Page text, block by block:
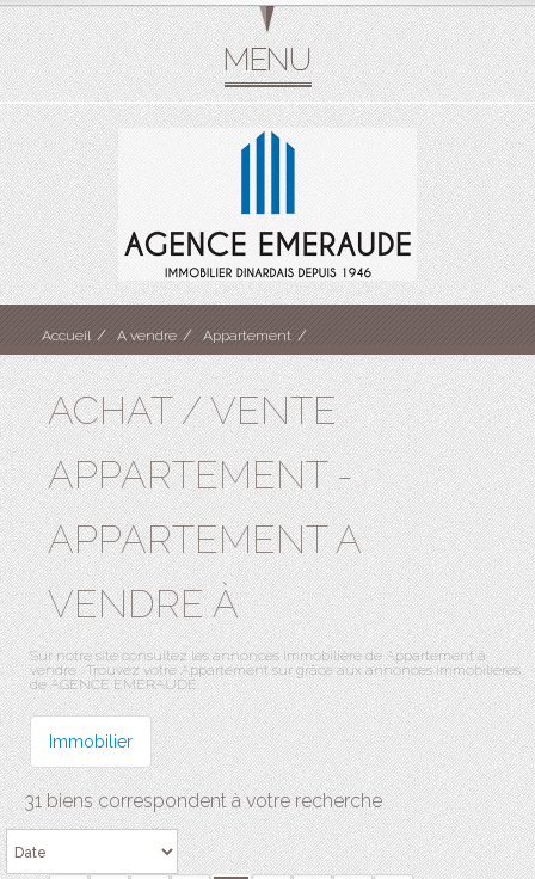
Accueil A vendre Appartement
ACHAT / VENTE
APPARTEMENT -
APPARTEMENT A
VENDRE À
Sur notre site consultez les annonces immobilière de Appartement à
vendre . Trouvez votre Appartement sur grâce aux annonces immobilières
de AGENCE EMERAUDE.
Immobilier
31 biens correspondent à votre recherche